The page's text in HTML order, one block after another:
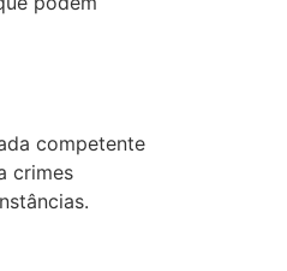
competente
crimes